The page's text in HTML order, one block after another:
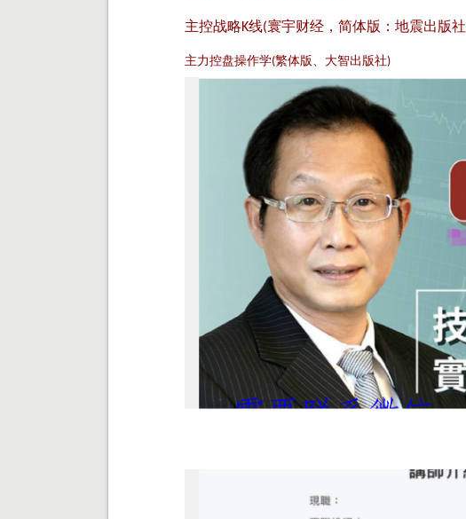
主控战略K线(寰宇财经，简体版：地震出版社
主力控盘操作学(繁体版、大智出版社)